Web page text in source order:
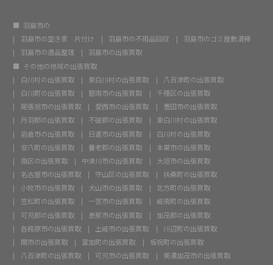
羽島市の
羽島市の空き家 片付け
羽島市の不用品回収
羽島市のゴミ屋敷清掃
羽島市の遺品整理
羽島市の出張買取
その他の地域の出張買取
白川村の出張買取
東白川村の出張買取
八百津町の出張買取
白川町の出張買取
碧南市の出張買取
千種区の出張買取
尾張旭市の出張買取
愛西市の出張買取
豊田市の出張買取
丹羽郡の出張買取
不破郡の出張買取
東白川村の出張買取
岩倉市の出張買取
日進市の出張買取
白川村の出張買取
安八町の出張買取
養老郡の出張買取
本巣市の出張買取
南区の出張買取
中津川市の出張買取
大垣市の出張買取
名古屋市の出張買取
守山区の出張買取
扶桑町の出張買取
小牧市の出張買取
犬山市の出張買取
北方町の出張買取
笠松町の出張買取
一宮市の出張買取
岐南町の出張買取
可児郡の出張買取
恵那市の出張買取
加茂郡の出張買取
各務原市の出張買取
土岐市の出張買取
川辺町の出張買取
関市の出張買取
富加町の出張買取
坂祝町の出張買取
八百津町の出張買取
可児市の出張買取
美濃加茂市の出張買取